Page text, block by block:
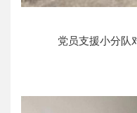
党员支援小分队对